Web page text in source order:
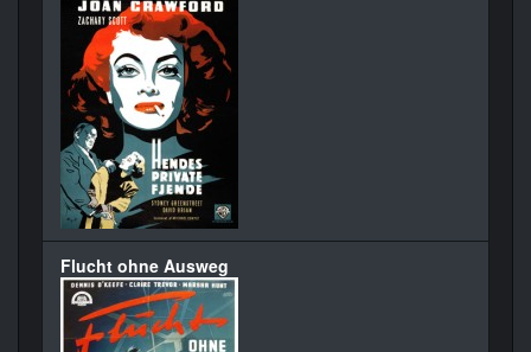
Flucht ohne Ausweg